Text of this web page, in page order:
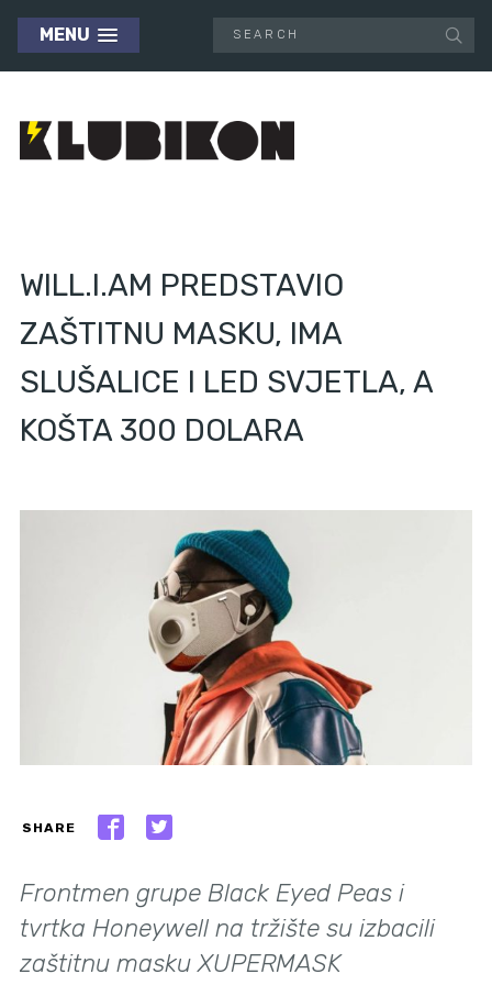
MENU
WILL.I.AM PREDSTAVIO
ZAŠTITNU MASKU, IMA
SLUŠALICE I LED SVJETLA, A
KOŠTA 300 DOLARA
SHARE
Frontmen grupe Black Eyed Peas i
tvrtka Honeywell na tržište su izbacili
zaštitnu masku XUPERMASK